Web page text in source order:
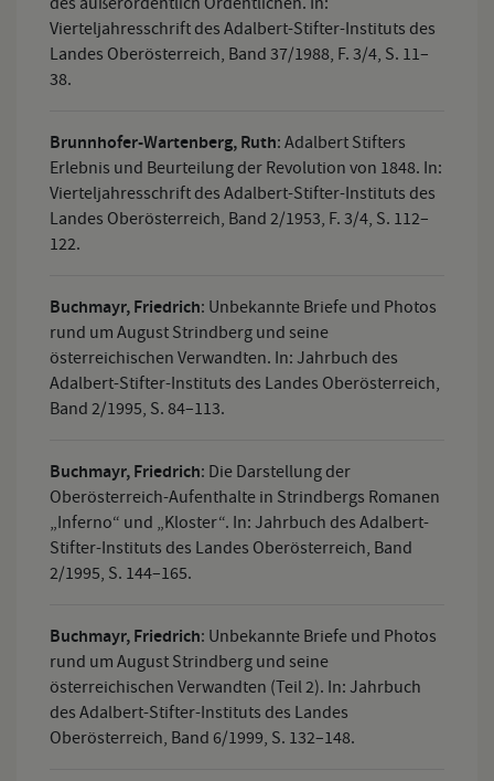
Vierteljahresschrift des Adalbert-Stifter-Instituts des
Landes Oberösterreich, Band 37/1988, F. 3/4, S. 11–
38.
Brunnhofer-Wartenberg, Ruth: Adalbert Stifters
Erlebnis und Beurteilung der Revolution von 1848. In:
Vierteljahresschrift des Adalbert-Stifter-Instituts des
Landes Oberösterreich, Band 2/1953, F. 3/4, S. 112–
122.
Buchmayr, Friedrich: Unbekannte Briefe und Photos
rund um August Strindberg und seine
österreichischen Verwandten. In: Jahrbuch des
Adalbert-Stifter-Instituts des Landes Oberösterreich,
Band 2/1995, S. 84–113.
Buchmayr, Friedrich: Die Darstellung der
Oberösterreich-Aufenthalte in Strindbergs Romanen
„Inferno“ und „Kloster“. In: Jahrbuch des Adalbert-
Stifter-Instituts des Landes Oberösterreich, Band
2/1995, S. 144–165.
Buchmayr, Friedrich: Unbekannte Briefe und Photos
rund um August Strindberg und seine
österreichischen Verwandten (Teil 2). In: Jahrbuch
des Adalbert-Stifter-Instituts des Landes
Oberösterreich, Band 6/1999, S. 132–148.